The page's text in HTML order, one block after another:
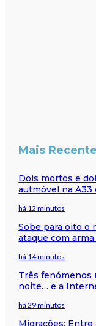
Mais
Dois mortos e
autmóvel na A33
há 12 minutos
Sobe para oito o
ataque com
há 14 minutos
Três fenómenos
noite… e a
há 29 minutos
Migrações: Entre